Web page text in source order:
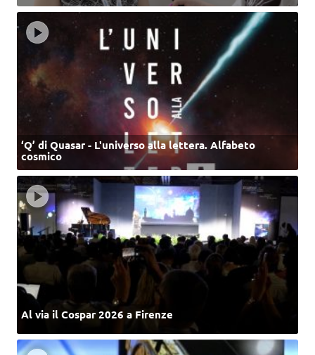
‘Q’ di Quasar - L'universo alla lettera. Alfabeto
cosmico
Al via il Cospar 2026 a Firenze